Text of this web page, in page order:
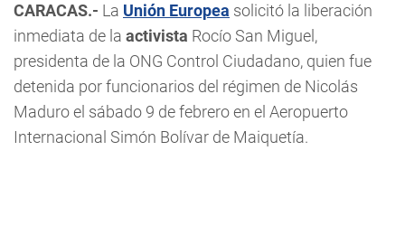
CARACAS.- La Unión Europea solicitó la liberación
inmediata de la activista Rocío San Miguel,
presidenta de la ONG Control Ciudadano, quien fue
detenida por funcionarios del régimen de Nicolás
Maduro el sábado 9 de febrero en el Aeropuerto
Internacional Simón Bolívar de Maiquetía.